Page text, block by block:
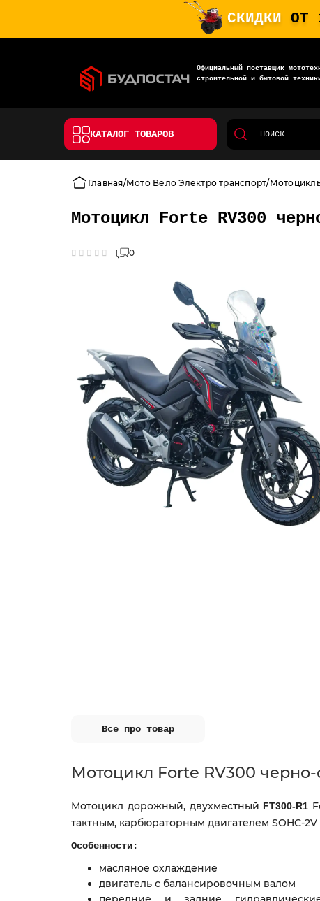
СКИДКИ ОТ
Официальный поставщик
строительной и бытовой
КАТАЛОГ ТОВАРОВ
Главная Мото Вело Электро транспорт
Мотоцикл Forte RV300
0
Все про товар
Мотоцикл Forte RV300
Мотоцикл дорожный, двухместный FT300-R1
тактным, карбюраторным двигателем SOHC-2V
Особенности:
масляное охлаждение
двигатель с балансировочным валом